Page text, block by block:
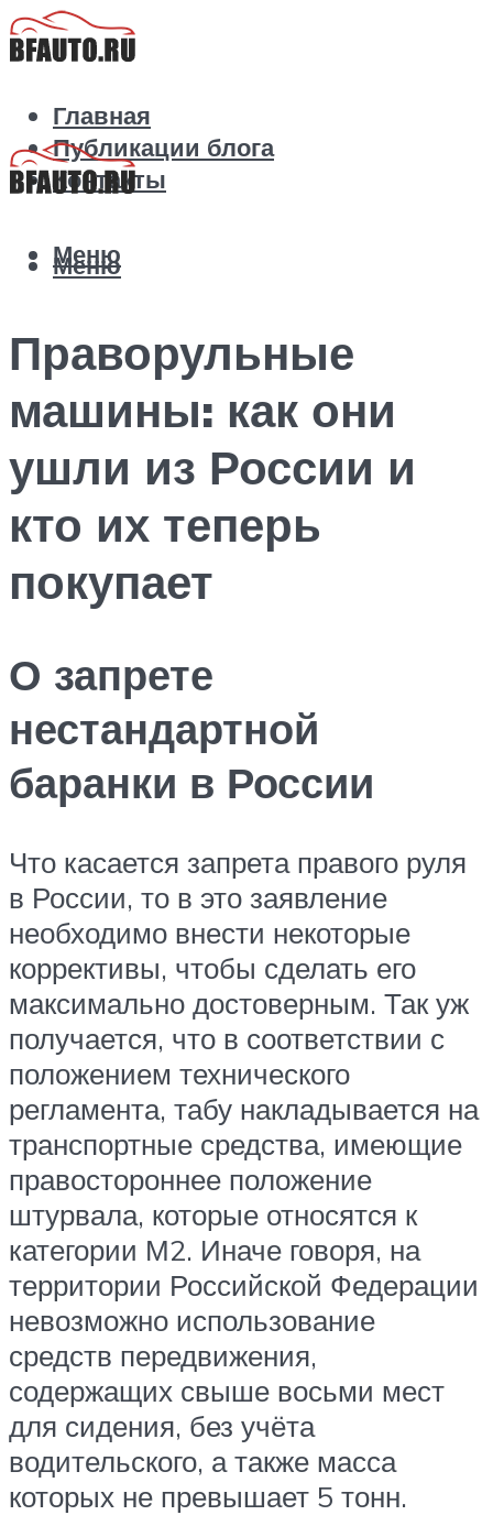
Главная
Публикации блога
Контакты
Меню
Меню
Праворульные
машины: как они
ушли из России и
кто их теперь
покупает
О запрете
нестандартной
баранки в России
Что касается запрета правого руля
в России, то в это заявление
необходимо внести некоторые
коррективы, чтобы сделать его
максимально достоверным. Так уж
получается, что в соответствии с
положением технического
регламента, табу накладывается на
транспортные средства, имеющие
правостороннее положение
штурвала, которые относятся к
категории М2. Иначе говоря, на
территории Российской Федерации
невозможно использование
средств передвижения,
содержащих свыше восьми мест
для сидения, без учёта
водительского, а также масса
которых не превышает 5 тонн.